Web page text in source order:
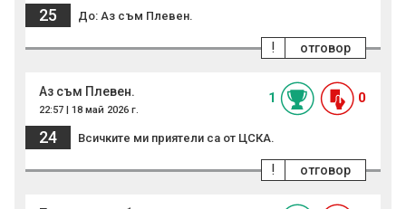
25 До: Аз съм Плевен.
отговор
!
Аз съм Плевен.
22:57 | 18 май 2026 г.
1 0
24 Всичките ми приятели са от ЦСКА.
отговор
!